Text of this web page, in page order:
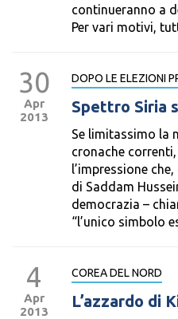
continueranno a
Per vari motivi,
30
Apr
2013
DOPO LE ELEZIONI
Spettro Siria
Se limitassimo la
cronache
l’impressione
di Saddam
democrazia –
“l’unico simbolo
4
Apr
2013
COREA DEL NORD
L’azzardo di